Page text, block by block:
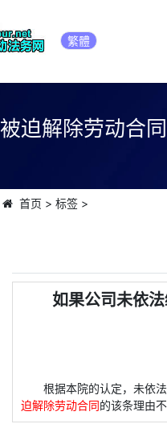
繁體
被迫解除劳动合同
首页 > 标签>
如果公司未依
根据本院的认定，未依
迫解除劳动合同的该条理由